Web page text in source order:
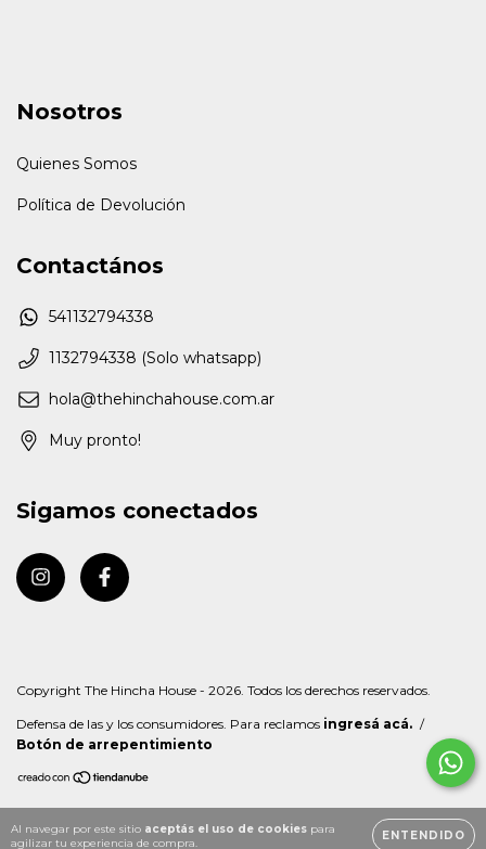
Al navegar por este sitio aceptás el uso de cookies para
agilizar tu experiencia de compra.
ENTENDIDO
Nosotros
Quienes Somos
Política de Devolución
Contactános
541132794338
1132794338 (Solo whatsapp)
hola@thehinchahouse.com.ar
Muy pronto!
Sigamos conectados
Copyright The Hincha House - 2026. Todos los derechos reservados.
Defensa de las y los consumidores. Para reclamos ingresá acá. /
Botón de arrepentimiento